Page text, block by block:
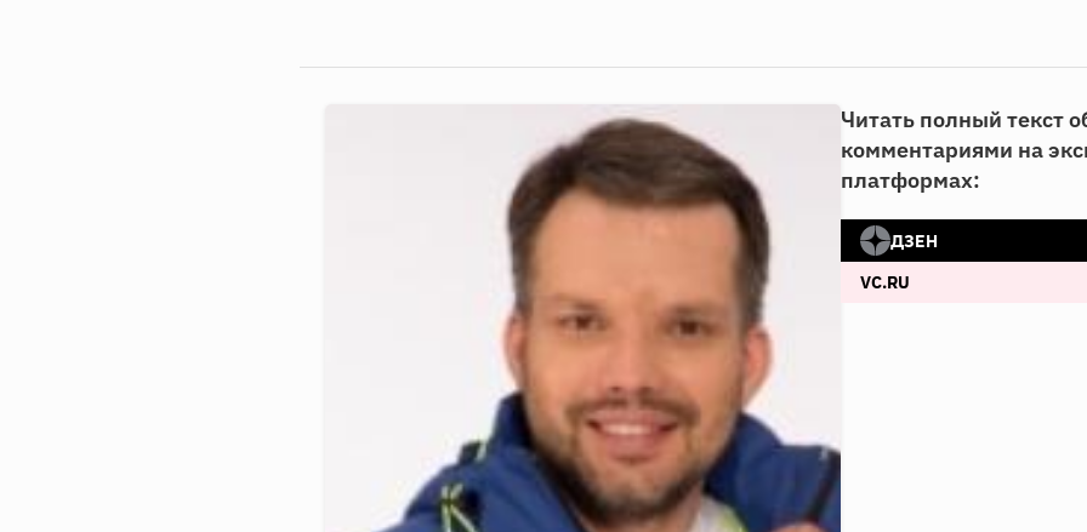
Читать полный текст
комментариями на
платформах:
ДЗЕН
VC.RU